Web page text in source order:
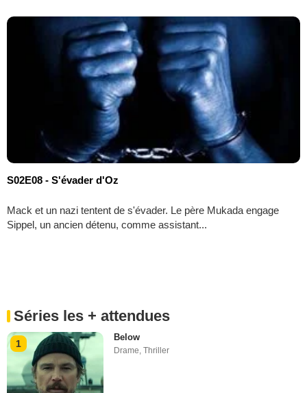
S02E08 - S'évader d'Oz
Mack et un nazi tentent de s'évader. Le père Mukada engage
Sippel, un ancien détenu, comme assistant...
Séries les + attendues
1
Below
Drame ,Thriller